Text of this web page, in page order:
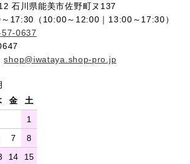
石川県能美市佐野町ヌ137
17:30（10:00～12:00｜13:00～17:30）
0637
shop@iwataya.shop-pro.jp
金
土
1
7
8
14 15